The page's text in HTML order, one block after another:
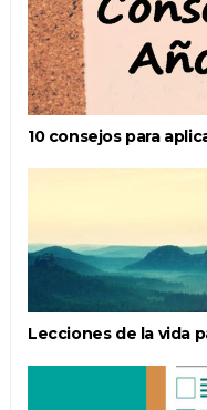
10 consejos para
Lecciones de la vida